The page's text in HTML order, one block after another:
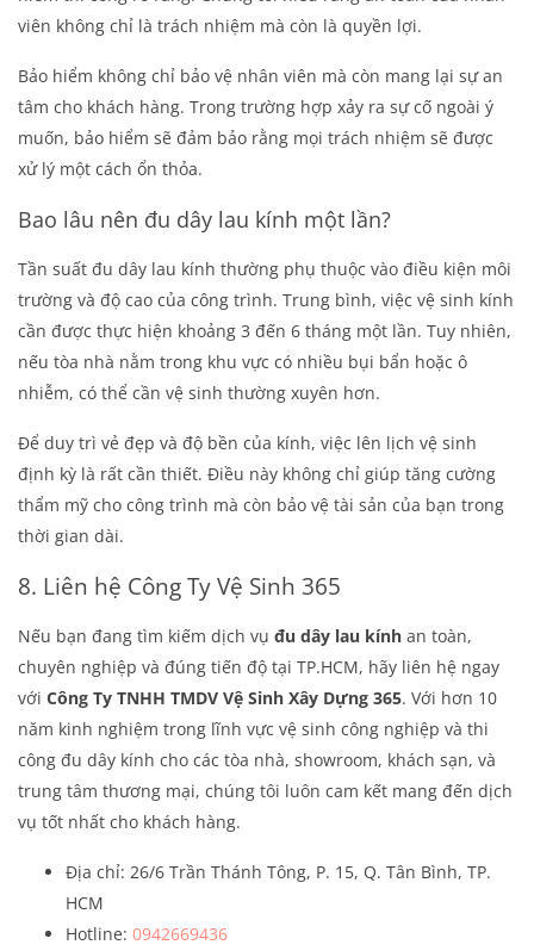
viên không chỉ là trách nhiệm mà còn là quyền lợi.
Bảo hiểm không chỉ bảo vệ nhân viên mà còn mang lại sự an
tâm cho khách hàng. Trong trường hợp xảy ra sự cố ngoài ý
muốn, bảo hiểm sẽ đảm bảo rằng mọi trách nhiệm sẽ được
xử lý một cách ổn thỏa.
Bao lâu nên đu dây lau kính một lần?
Tần suất đu dây lau kính thường phụ thuộc vào điều kiện môi
trường và độ cao của công trình. Trung bình, việc vệ sinh kính
cần được thực hiện khoảng 3 đến 6 tháng một lần. Tuy nhiên,
nếu tòa nhà nằm trong khu vực có nhiều bụi bẩn hoặc ô
nhiễm, có thể cần vệ sinh thường xuyên hơn.
Để duy trì vẻ đẹp và độ bền của kính, việc lên lịch vệ sinh
định kỳ là rất cần thiết. Điều này không chỉ giúp tăng cường
thẩm mỹ cho công trình mà còn bảo vệ tài sản của bạn trong
thời gian dài.
8. Liên hệ Công Ty Vệ Sinh 365
Nếu bạn đang tìm kiếm dịch vụ đu dây lau kính an toàn,
chuyên nghiệp và đúng tiến độ tại TP.HCM, hãy liên hệ ngay
với Công Ty TNHH TMDV Vệ Sinh Xây Dựng 365. Với hơn 10
năm kinh nghiệm trong lĩnh vực vệ sinh công nghiệp và thi
công đu dây kính cho các tòa nhà, showroom, khách sạn, và
trung tâm thương mại, chúng tôi luôn cam kết mang đến dịch
vụ tốt nhất cho khách hàng.
Địa chỉ: 26/6 Trần Thánh Tông, P. 15, Q. Tân Bình, TP.
HCM
Hotline: 0942669436